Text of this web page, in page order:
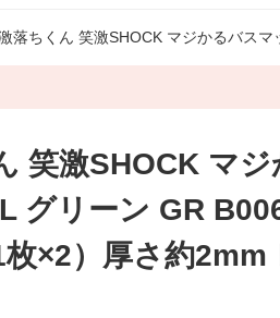
落ちくん 笑激SHOCK マジかるバス
笑激SHOCK マ
グリーン GR
×2）厚さ約2mm